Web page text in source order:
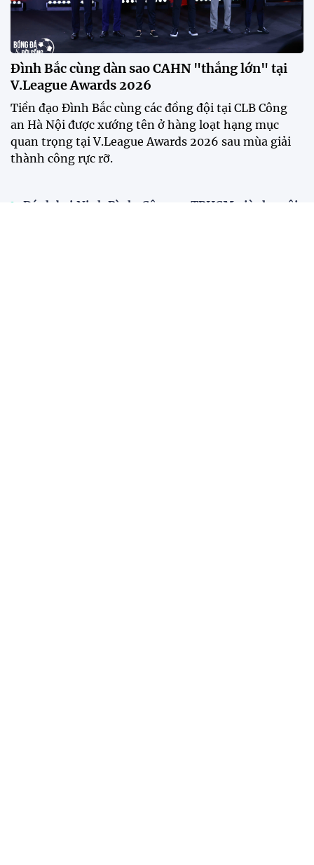
Đình Bắc cùng dàn sao CAHN "thắng lớn" tại
V.League Awards 2026
Tiền đạo Đình Bắc cùng các đồng đội tại CLB Công
an Hà Nội được xướng tên ở hàng loạt hạng mục
quan trọng tại V.League Awards 2026 sau mùa giải
thành công rực rỡ.
Đánh bại Ninh Bình, Công an TPHCM giành ngôi